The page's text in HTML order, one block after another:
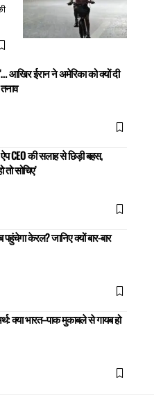
आखिर ईरान ने अमेरिका को क्यों दी
CEO की सलाह से छिड़ी बहस,
सोचिए’
केरल? जानिए क्यों बार-बार
क्या भारत–पाक मुकाबले से गायब हो